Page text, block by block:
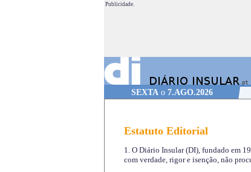
Publicidade.
SEXTAo 7.AGO.2026
Estatuto Editorial
1. O Diário Insular (DI), fundado em
com verdade, rigor e isenção, não